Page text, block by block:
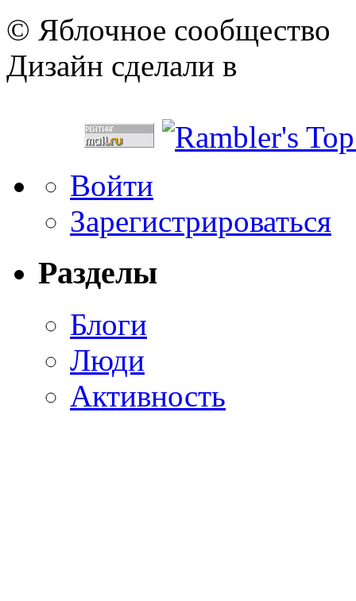
© Яблочное сообщество
Дизайн сделали в
Войти
Зарегистрироваться
Разделы
Блоги
Люди
Активность